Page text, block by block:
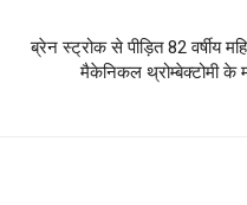
ब्रेन स्ट्रोक से पीड़ित 82 वर्षीय
मैकेनिकल थ्रोम्बेक्टोमी